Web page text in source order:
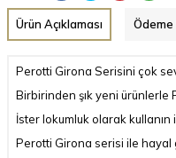
Ürün Açıklaması
Perotti Girona Serisini çok
Birbirinden şık yeni ürünlerle
İster lokumluk olarak kullanın
Perotti Girona serisi ile hayal